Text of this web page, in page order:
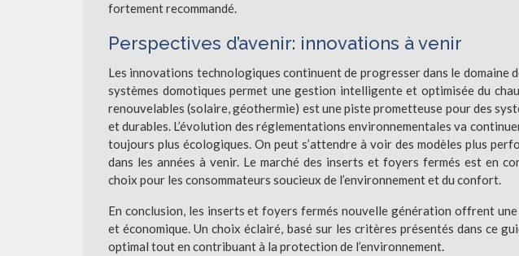
fortement recommandé.
Perspectives d’avenir: innovations à venir
Les innovations technologiques continuent de progresser dans le domaine
systèmes domotiques permet une gestion intelligente et optimisée du
renouvelables (solaire, géothermie) est une piste prometteuse pour des
et durables. L’évolution des réglementations environnementales va
toujours plus écologiques. On peut s’attendre à voir des modèles plus
dans les années à venir. Le marché des inserts et foyers fermés est en
choix pour les consommateurs soucieux de l’environnement et du confort.
En conclusion, les inserts et foyers fermés nouvelle génération offrent
et économique. Un choix éclairé, basé sur les critères présentés dans ce
optimal tout en contribuant à la protection de l’environnement.